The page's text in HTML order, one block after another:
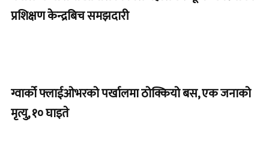
प्रशिक्षण केन्द्रबिच समझदारी
ग्वार्को फ्लाईओभरको पर्खालमा ठोक्कियो बस, एक जनाको
मृत्यु, १० घाइते